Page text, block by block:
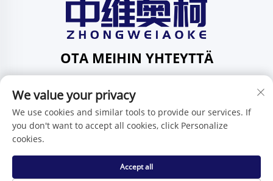
OTA MEIHIN YHTEYTTÄ
Shenzhen, Guangdong, Kiina
Puh:+86-15986647296
Sähköposti:[email protected]
Tekijänoikeus © Shenzhen Zhongweiaoke Technology Co.,
We value your privacy
We use cookies and similar tools to provide our services. If
you don't want to accept all cookies, click Personalize
cookies.
Accept all